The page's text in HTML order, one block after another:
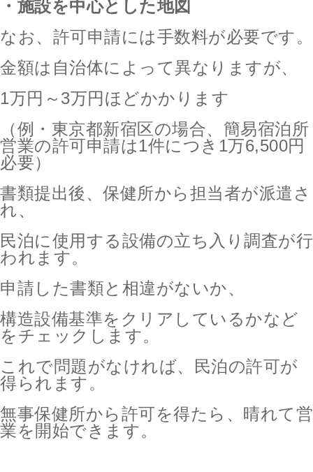
・施設を中心とした地図
なお、許可申請には手数料が必要です。
金額は自治体によって異なりますが、
1万円～3万円ほどかかります
（例・東京都新宿区の場合、簡易宿泊所
営業の許可申請は1件につき1万6,500円
必要）
書類提出後、保健所から担当者が派遣さ
れ、
民泊に使用する設備の立ち入り調査が行
われます。
申請した書類と相違がないか、
構造設備基準をクリアしているかなど
をチェックします。
これで問題がなければ、民泊の許可が
得られます。
無事保健所から許可を得たら、晴れて営
業を開始できます。